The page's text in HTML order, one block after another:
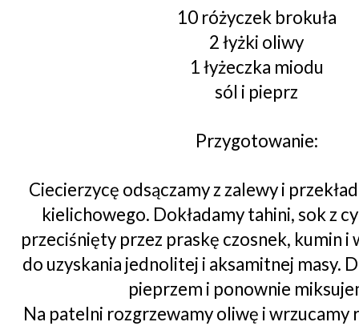
10 różyczek brokuła
2 łyżki oliwy
1 łyżeczka miodu
sól i pieprz
Przygotowanie:
Ciecierzycę odsączamy z zalewy i
kielichowego. Dokładamy tahini, sok z
przeciśnięty przez praskę czosnek, kumin i
do uzyskania jednolitej i aksamitnej masy.
pieprzem i ponownie
Na patelni rozgrzewamy oliwę i wrzucamy